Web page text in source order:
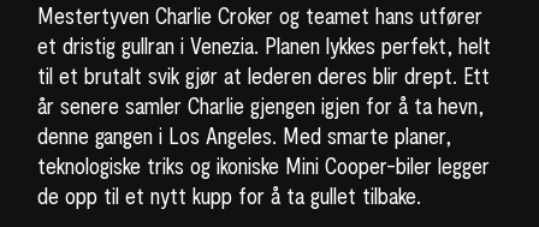
Mestertyven Charlie Croker og teamet hans utfører
et dristig gullran i Venezia. Planen lykkes perfekt, helt
til et brutalt svik gjør at lederen deres blir drept. Ett
år senere samler Charlie gjengen igjen for å ta hevn,
denne gangen i Los Angeles. Med smarte planer,
teknologiske triks og ikoniske Mini Cooper-biler legger
de opp til et nytt kupp for å ta gullet tilbake.